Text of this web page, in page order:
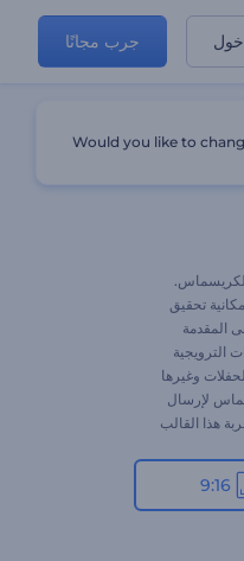
جرب مجانًا
تحقيق
المقدمة
الترويجية
وغيرها
لإرسال
هذا القالب
9:16
Would you like to